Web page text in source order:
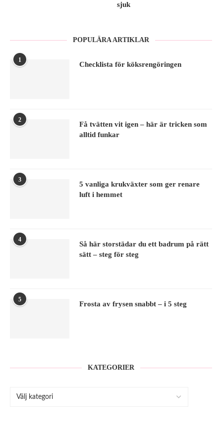
sjuk
POPULÄRA ARTIKLAR
1
Checklista för köksrengöringen
2
Få tvätten vit igen – här är tricken som
alltid funkar
3
5 vanliga krukväxter som ger renare
luft i hemmet
4
Så här storstädar du ett badrum på rätt
sätt – steg för steg
5
Frosta av frysen snabbt – i 5 steg
KATEGORIER